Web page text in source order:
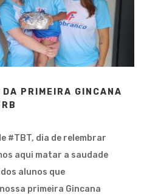
DA PRIMEIRA GINCANA
#TBT, dia de relembrar
aqui matar a saudade
alunos que
primeira Gincana